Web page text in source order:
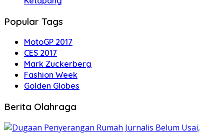
Popular Tags
MotoGP 2017
CES 2017
Mark Zuckerberg
Fashion Week
Golden Globes
Berita Olahraga